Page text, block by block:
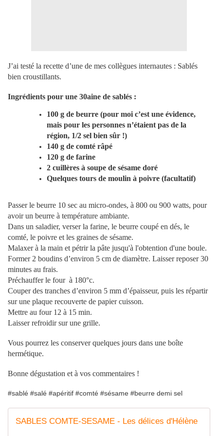
J’ai testé la recette d’une de mes collègues internautes : Sablés
bien croustillants.
Ingrédients pour une 30aine de sablés :
100 g de beurre (pour moi c’est une évidence,
mais pour les personnes n’étaient pas de la
région, 1/2 sel bien sûr !)
140 g de comté râpé
120 g de farine
2 cuillères à soupe de sésame doré
Quelques tours de moulin à poivre (facultatif)
Passer le beurre 10 sec au micro-ondes, à 800 ou 900 watts, pour
avoir un beurre à température ambiante.
Dans un saladier, verser la farine, le beurre coupé en dés, le
comté, le poivre et les graines de sésame.
Malaxer à la main et pétrir la pâte jusqu'à l'obtention d'une boule.
Former 2 boudins d’environ 5 cm de diamètre. Laisser reposer 30
minutes au frais.
Préchauffer le four à 180°c.
Couper des tranches d’environ 5 mm d’épaisseur, puis les répartir
sur une plaque recouverte de papier cuisson.
Mettre au four 12 à 15 min.
Laisser refroidir sur une grille.
Vous pourrez les conserver quelques jours dans une boîte
hermétique.
Bonne dégustation et à vos commentaires !
#sablé #salé #apéritif #comté #sésame #beurre demi sel
SABLES COMTE-SESAME - Les délices d'Hélène